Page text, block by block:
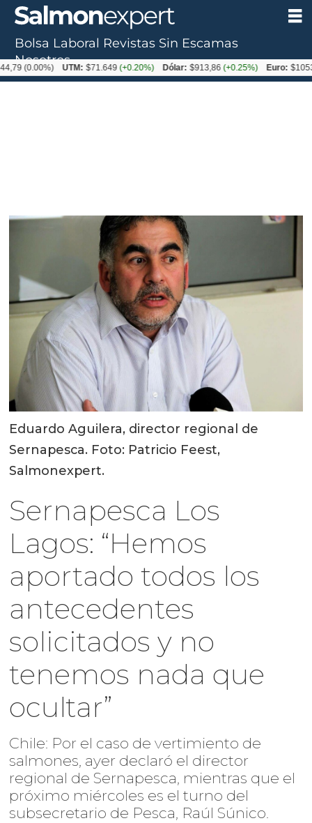
Eduardo Aguilera, director regional de
Sernapesca. Foto: Patricio Feest,
Salmonexpert.
Sernapesca Los
Lagos: “Hemos
aportado todos los
antecedentes
solicitados y no
tenemos nada que
ocultar”
Chile: Por el caso de vertimiento de
salmones, ayer declaró el director
regional de Sernapesca, mientras que el
próximo miércoles es el turno del
subsecretario de Pesca, Raúl Súnico.
Bolsa Laboral Revistas Sin Escamas
Nosotros
UTM: $71.649(+0.20%) Dólar: $913,86(+0.25%) Euro: $1053,08(-